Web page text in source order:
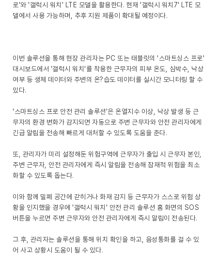
로'와 '갤럭시 워치' LTE 모델을 활용한다. 현재 '갤럭시 워치7' LTE 모
델에서 사용 가능하며, 추후 지원 제품이 확대될 예정이다.
이번 솔루션을 통해 현장 관리자는 PC 또는 태블릿의 '스마트싱스 프로'
대시보드에서 '갤럭시 워치'를 착용한 근무자의 피부 온도, 심박수, 낙상
여부 등 생체 데이터와 주변의 온?습도 데이터를 실시간 모니터링 할 수
있다.
'스마트싱스 프로 안전 관리 솔루션'은 온열지수 이상, 낙상 발생 등 근
무자의 환경 변화가 감지되면 자동으로 주변 근무자와 안전 관리자에게
긴급 알림을 전송해 빠르게 대처할 수 있도록 도움을 준다.
또, 관리자가 미리 설정해둔 위험구역에 근무자가 출입 시 근무자 본인,
주변 근무자, 안전 관리자에게 즉시 알림을 전송해 잠재적 위험을 최소
화할 수 있도록 돕는다.
이와 함께 밀폐 공간에 갇히거나 화재 감지 등 근무자가 스스로 위험 상
황을 인지했을 경우에 '갤럭시 워치' 안전 관리 솔루션 홈 화면의 SOS
버튼을 누르면 주변 근무자와 안전 관리자에게 즉시 알림이 전송된다.
그 후, 관리자는 솔루션을 통해 위치 확인을 하고, 음성통화를 걸 수 있
어 사고 상황시 도움이 될 수 있다.